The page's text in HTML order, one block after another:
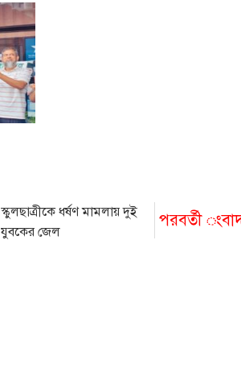
পরবর্তী
স্কুলছাত্রীকে ধর্ষণ মামলায় দুই
যুবকের জেল